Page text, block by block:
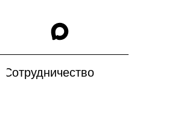
Сотрудничество